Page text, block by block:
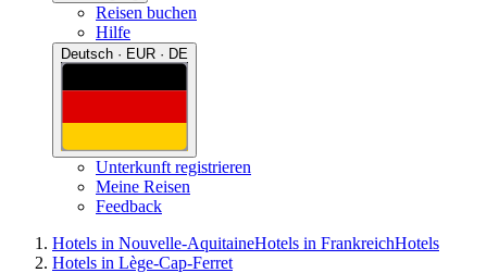
Reisen buchen
Hilfe
Deutsch · EUR · DE
Unterkunft registrieren
Meine Reisen
Feedback
Hotels in Nouvelle-AquitaineHotels in FrankreichHotels
Hotels in Lège-Cap-Ferret